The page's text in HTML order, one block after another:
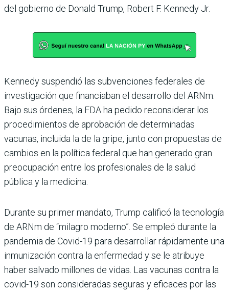
del gobierno de Donald Trump, Robert F. Kennedy Jr.
Kennedy suspendió las subvenciones federales de
investigación que financiaban el desarrollo del ARNm.
Bajo sus órdenes, la FDA ha pedido reconsiderar los
procedimientos de aprobación de determinadas
vacunas, incluida la de la gripe, junto con propuestas de
cambios en la política federal que han generado gran
preocupación entre los profesionales de la salud
pública y la medicina.
Durante su primer mandato, Trump calificó la tecnología
de ARNm de “milagro moderno”. Se empleó durante la
pandemia de Covid-19 para desarrollar rápidamente una
inmunización contra la enfermedad y se le atribuye
haber salvado millones de vidas. Las vacunas contra la
covid-19 son consideradas seguras y eficaces por las